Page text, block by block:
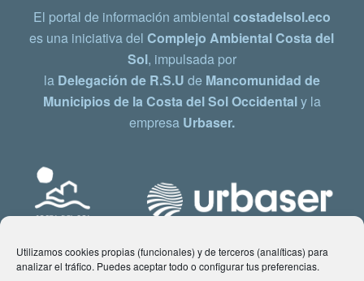
Utilizamos cookies propias (funcionales) y de terceros (analíticas) para
analizar el tráfico. Puedes aceptar todo o configurar tus preferencias.
El portal de información ambiental costadelsol.eco
es una iniciativa delComplejo Ambiental Costa del
Sol, impulsada por
la Delegación de R.S.U de Mancomunidad de
Municipios de la Costa del Sol Occidentaly la
empresa Urbaser.